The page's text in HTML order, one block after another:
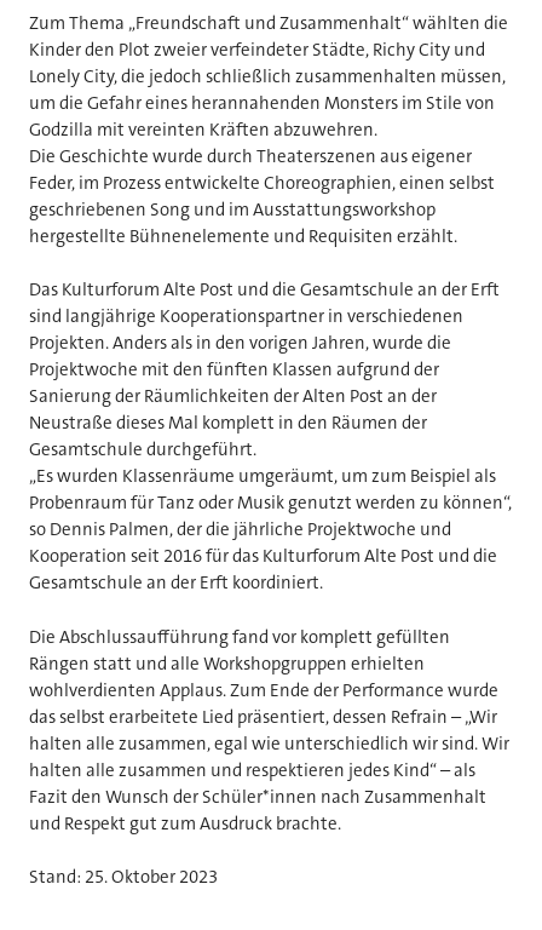
Zum Thema „Freundschaft und Zusammenhalt“ wählten die
Kinder den Plot zweier verfeindeter Städte, Richy City und
Lonely City, die jedoch schließlich zusammenhalten müssen,
um die Gefahr eines herannahenden Monsters im Stile von
Godzilla mit vereinten Kräften abzuwehren.
Die Geschichte wurde durch Theaterszenen aus eigener
Feder, im Prozess entwickelte Choreographien, einen selbst
geschriebenen Song und im Ausstattungsworkshop
hergestellte Bühnenelemente und Requisiten erzählt.
Das Kulturforum Alte Post und die Gesamtschule an der Erft
sind langjährige Kooperationspartner in verschiedenen
Projekten. Anders als in den vorigen Jahren, wurde die
Projektwoche mit den fünften Klassen aufgrund der
Sanierung der Räumlichkeiten der Alten Post an der
Neustraße dieses Mal komplett in den Räumen der
Gesamtschule durchgeführt.
„Es wurden Klassenräume umgeräumt, um zum Beispiel als
Probenraum für Tanz oder Musik genutzt werden zu können“,
so Dennis Palmen, der die jährliche Projektwoche und
Kooperation seit 2016 für das Kulturforum Alte Post und die
Gesamtschule an der Erft koordiniert.
Die Abschlussaufführung fand vor komplett gefüllten
Rängen statt und alle Workshopgruppen erhielten
wohlverdienten Applaus. Zum Ende der Performance wurde
das selbst erarbeitete Lied präsentiert, dessen Refrain – „Wir
halten alle zusammen, egal wie unterschiedlich wir sind. Wir
halten alle zusammen und respektieren jedes Kind“ – als
Fazit den Wunsch der Schüler*innen nach Zusammenhalt
und Respekt gut zum Ausdruck brachte.
Stand: 25. Oktober 2023